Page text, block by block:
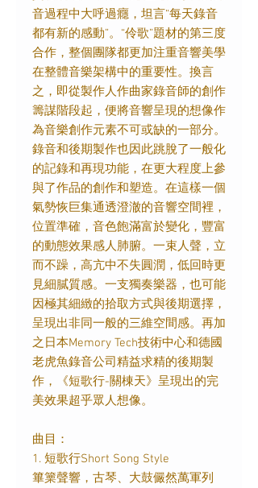
音過程中大呼過癮，坦言“每天錄音
都有新的感動”。“伶歌”題材的第三度
合作，整個團隊都更加注重音響美學
在整體音樂架構中的重要性。換言
之，即從製作人作曲家錄音師的創作
籌謀階段起，便將音響呈現的想像作
為音樂創作元素不可或缺的一部分。
錄音和後期製作也因此跳脫了一般化
的記錄和再現功能，在更大程度上參
與了作品的創作和塑造。在這樣一個
氣勢恢巨集通透澄澈的音響空間裡，
位置準確，音色飽滿富於變化，豐富
的動態效果感人肺腑。一束人聲，立
而不躁，高亢中不失圓潤，低回時更
見細膩質感。一支獨奏樂器，也可能
因極其細緻的拾取方式與後期選擇，
呈現出非同一般的三維空間感。再加
之日本Memory Tech技術中心和德國
老虎魚錄音公司精益求精的後期製
作，《短歌行-關棟天》呈現出的完
美效果超乎眾人想像。
曲目：
1. 短歌行Short Song Style
篳篥聲響，古琴、大鼓儼然萬軍列